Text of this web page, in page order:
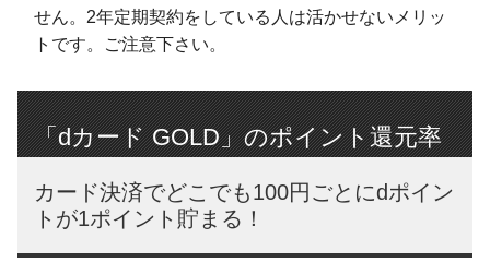
せん。2年定期契約をしている人は活かせないメリッ
トです。ご注意下さい。
「dカード GOLD」のポイント還元率
カード決済でどこでも100円ごとにdポイン
トが1ポイント貯まる！